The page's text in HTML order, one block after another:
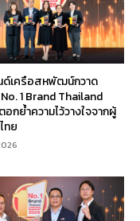
ด์เครือสหพัฒน์กวาด
1 Brand Thailand
กย้ำความไว้วางใจจากผู้
ทย